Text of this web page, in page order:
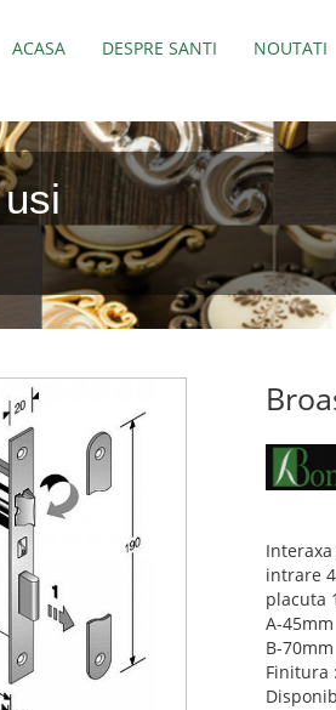
ACASA DESPRE SANTI NOUTATI
intrare
placuta
A-45mm
B-70mm
Finitura